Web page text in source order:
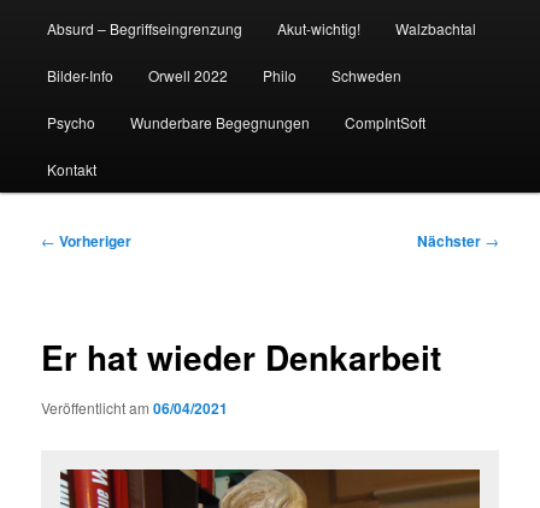
Absurd – Begriffseingrenzung Akut-wichtig! Walzbachtal
Bilder-Info Orwell 2022 Philo Schweden
Psycho Wunderbare Begegnungen CompIntSoft
Kontakt
Beitragsnavigation
← Vorheriger Nächster →
Er hat wieder Denkarbeit
Veröffentlicht am06/04/2021